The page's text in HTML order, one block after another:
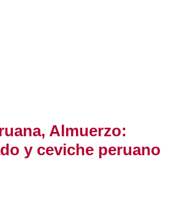
Almuerzo:
y ceviche peruano